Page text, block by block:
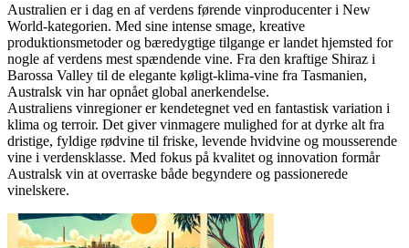
Australien er i dag en af verdens førende vinproducenter i New
World-kategorien. Med sine intense smage, kreative
produktionsmetoder og bæredygtige tilgange er landet hjemsted for
nogle af verdens mest spændende vine. Fra den kraftige Shiraz i
Barossa Valley til de elegante køligt-klima-vine fra Tasmanien,
Australsk vin har opnået global anerkendelse.
Australiens vinregioner er kendetegnet ved en fantastisk variation i
klima og terroir. Det giver vinmagere mulighed for at dyrke alt fra
dristige, fyldige rødvine til friske, levende hvidvine og mousserende
vine i verdensklasse. Med fokus på kvalitet og innovation formår
Australsk vin at overraske både begyndere og passionerede
vinelskere.